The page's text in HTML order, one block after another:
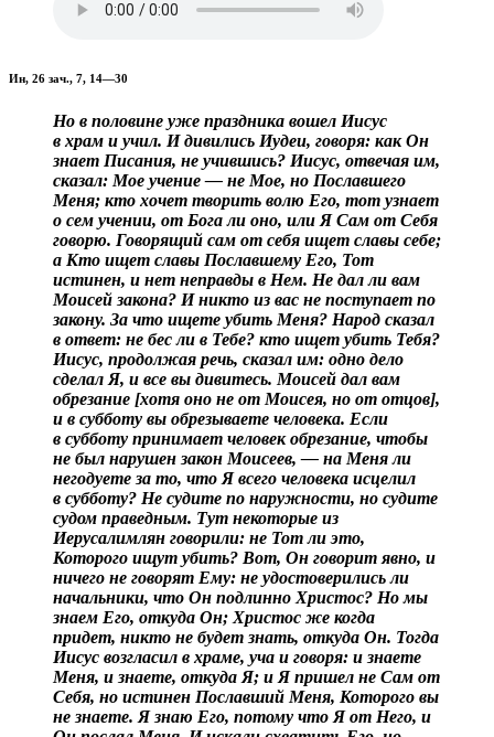
Ин, 26 зач., 7, 14—30
Но в половине уже праздника вошел Иисус
в храм и учил. И дивились Иудеи, говоря: как Он
знает Писания, не учившись? Иисус, отвечая им,
сказал: Мое учение — не Мое, но Пославшего
Меня; кто хочет творить волю Его, тот узнает
о сем учении, от Бога ли оно, или Я Сам от Себя
говорю. Говорящий сам от себя ищет славы себе;
а Кто ищет славы Пославшему Его, Тот
истинен, и нет неправды в Нем. Не дал ли вам
Моисей закона? И никто из вас не поступает по
закону. За что ищете убить Меня? Народ сказал
в ответ: не бес ли в Тебе? кто ищет убить Тебя?
Иисус, продолжая речь, сказал им: одно дело
сделал Я, и все вы дивитесь. Моисей дал вам
обрезание [хотя оно не от Моисея, но от отцов],
и в субботу вы обрезываете человека. Если
в субботу принимает человек обрезание, чтобы
не был нарушен закон Моисеев, — на Меня ли
негодуете за то, что Я всего человека исцелил
в субботу? Не судите по наружности, но судите
судом праведным. Тут некоторые из
Иерусалимлян говорили: не Тот ли это,
Которого ищут убить? Вот, Он говорит явно, и
ничего не говорят Ему: не удостоверились ли
начальники, что Он подлинно Христос? Но мы
знаем Его, откуда Он; Христос же когда
придет, никто не будет знать, откуда Он. Тогда
Иисус возгласил в храме, уча и говоря: и знаете
Меня, и знаете, откуда Я; и Я пришел не Сам от
Себя, но истинен Пославший Меня, Которого вы
не знаете. Я знаю Его, потому что Я от Него, и